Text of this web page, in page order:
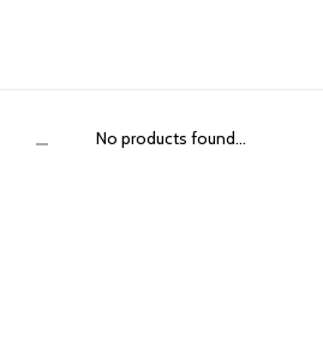
No products found...